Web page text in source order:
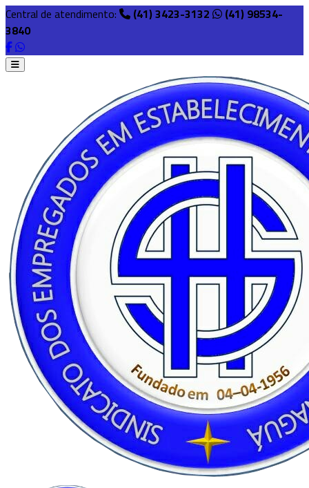
Central de atendimento: (41) 3423-3132
(41) 98534-
3840